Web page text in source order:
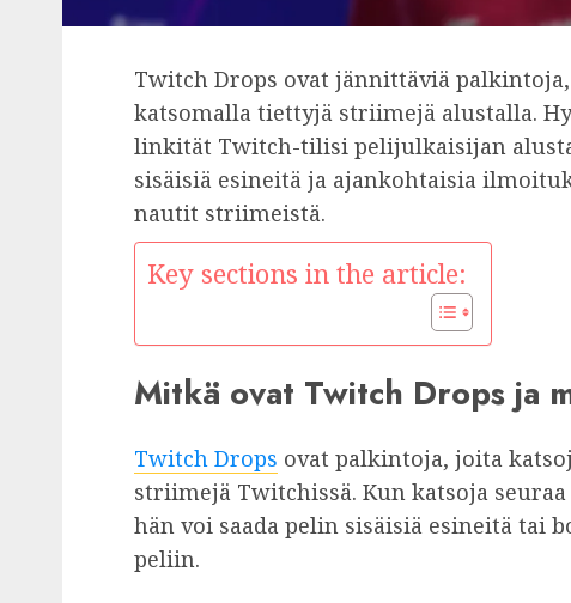
Twitch Drops ovat jännittäviä
katsomalla tiettyjä striimejä alustalla.
linkität Twitch-tilisi pelijulkaisijan
sisäisiä esineitä ja ajankohtaisia
nautit striimeistä.
Key sections in the article:
Mitkä ovat Twitch Drops ja
Twitch Drops ovat palkintoja, joita
striimejä Twitchissä. Kun katsoja
hän voi saada pelin sisäisiä esineitä tai
peliin.